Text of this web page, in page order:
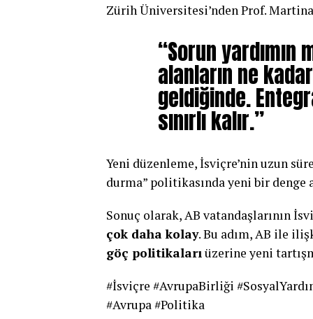
Zürih Üniversitesi’nden Prof.
“Sorun yardımın
alanların ne
geldiğinde.
sınırlı kalır.”
Yeni düzenleme, İsviçre’nin uzun
durma” politikasında yeni bir denge
Sonuç olarak, AB vatandaşlarının
çok daha kolay. Bu adım, AB ile
göç politikalarıüzerine yeni
#İsviçre #AvrupaBirliği
#Avrupa #Politika